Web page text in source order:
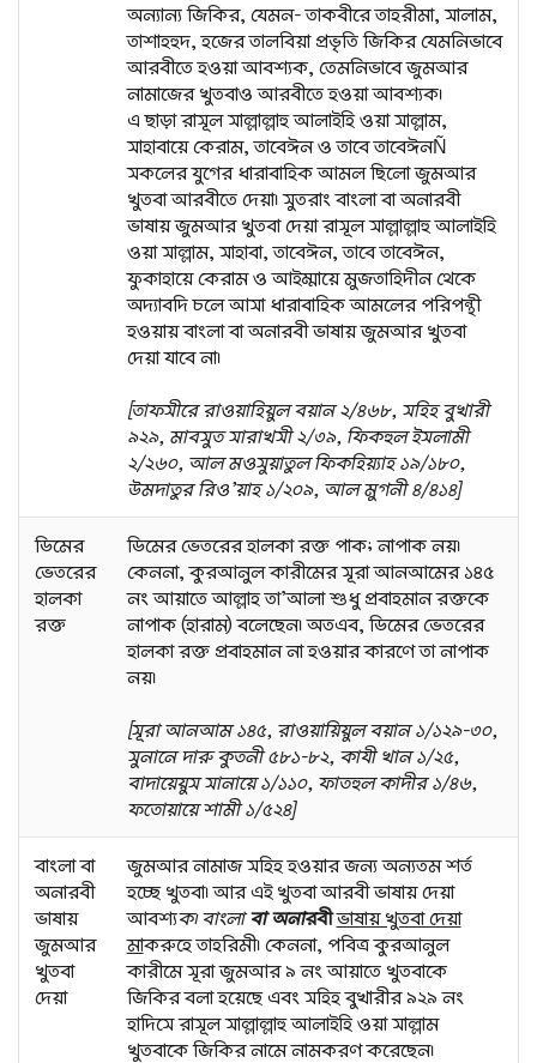
অন্যান্য জিকির, যেমন- তাকবীরে তাহরীমা, সালাম,
তাশাহহুদ, হজের তালবিয়া প্রভৃতি জিকির যেমনিভাবে
আরবীতে হওয়া আবশ্যক, তেমনিভাবে জুমআর
নামাজের খুতবাও আরবীতে হওয়া আবশ্যক।
এ ছাড়া রাসূল সাল্লাল্লাহু আলাইহি ওয়া সাল্লাম,
সাহাবায়ে কেরাম, তাবেঈন ও তাবে তাবেঈনÑ
সকলের যুগের ধারাবাহিক আমল ছিলো জুমআর
খুতবা আরবীতে দেয়া। সুতরাং বাংলা বা অনারবী
ভাষায় জুমআর খুতবা দেয়া রাসূল সাল্লাল্লাহু আলাইহি
ওয়া সাল্লাম, সাহাবা, তাবেঈন, তাবে তাবেঈন,
ফুকাহায়ে কেরাম ও আইম্মায়ে মুজতাহিদীন থেকে
অদ্যাবদি চলে আসা ধারাবাহিক আমলের পরিপন্থী
হওয়ায় বাংলা বা অনারবী ভাষায় জুমআর খুতবা
দেয়া যাবে না।
[তাফসীরে রাওয়াহিয়ুল বয়ান ২/৪৬৮, সহিহ বুখারী
৯২৯, মাবসুত সারাখসী ২/৩৯, ফিকহুল ইসলামী
২/২৬০, আল মওসুয়াতুল ফিকহিয়্যাহ ১৯/১৮০,
উমদাতুর রিও’য়াহ ১/২০৯, আল মুগনী ৪/৪১৪]
ডিমের
ভেতরের
হালকা
রক্ত
ডিমের ভেতরের হালকা রক্ত পাক; নাপাক নয়।
কেননা, কুরআনুল কারীমের সূরা আনআমের ১৪৫
নং আয়াতে আল্লাহ তা’আলা শুধু প্রবাহমান রক্তকে
নাপাক (হারাম) বলেছেন। অতএব, ডিমের ভেতরের
হালকা রক্ত প্রবাহমান না হওয়ার কারণে তা নাপাক
নয়।
[সূরা আনআম ১৪৫, রাওয়ায়িয়ুল বয়ান ১/১২৯-৩০,
সুনানে দারু কুতনী ৫৮১-৮২, কাযী খান ১/২৫,
বাদায়েয়ুস সানায়ে ১/১১০, ফাতহুল কাদীর ১/৪৬,
ফতোয়ায়ে শামী ১/৫২৪]
বাংলা বা
অনারবী
ভাষায়
জুমআর
খুতবা
দেয়া
জুমআর নামাজ সহিহ হওয়ার জন্য অন্যতম শর্ত
হচ্ছে খুতবা। আর এই খুতবা আরবী ভাষায় দেয়া
আবশ্যক। বাংলাবা অনারবী ভাষায় খুতবা দেয়া
মাকরুহে তাহরিমী। কেননা, পবিত্র কুরআনুল
কারীমে সূরা জুমআর ৯ নং আয়াতে খুতবাকে
জিকির বলা হয়েছে এবং সহিহ বুখারীর ৯২৯ নং
হাদিসে রাসূল সাল্লাল্লাহু আলাইহি ওয়া সাল্লাম
খুতবাকে জিকির নামে নামকরণ করেছেন।